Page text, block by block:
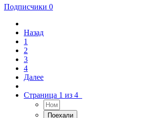
Подписчики 0
Назад
1
2
3
4
Далее
Страница 1 из 4